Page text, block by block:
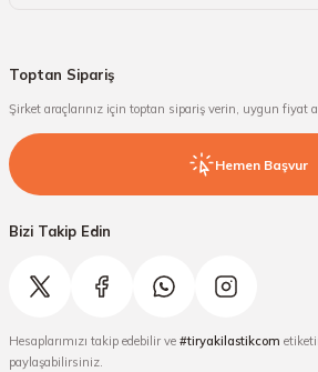
Toptan Sipariş
Şirket araçlarınız için toptan sipariş verin, uygun fiyat
Hemen Başvur
Bizi Takip Edin
Hesaplarımızı takip edebilir ve #tiryakilastikcom
paylaşabilirsiniz.